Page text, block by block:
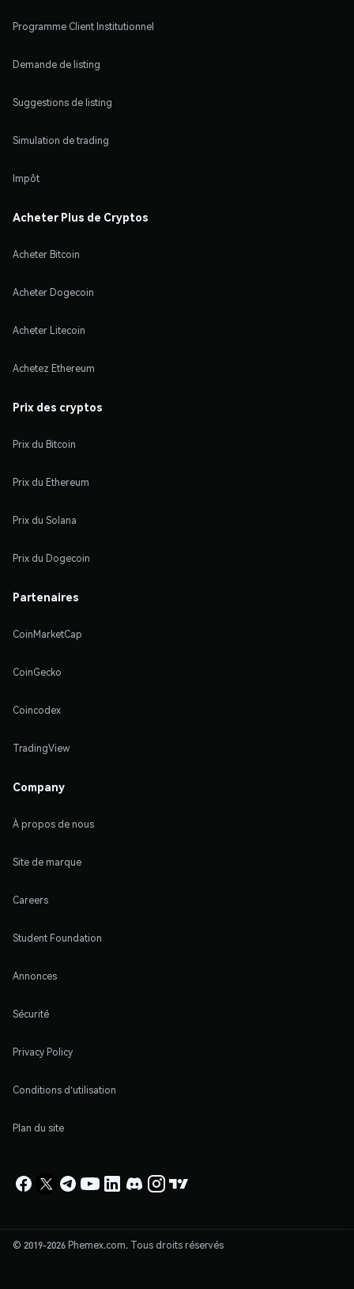
Programme Client Institutionnel
Demande de listing
Suggestions de listing
Simulation de trading
Impôt
Acheter Plus de Cryptos
Acheter Bitcoin
Acheter Dogecoin
Acheter Litecoin
Achetez Ethereum
Prix des cryptos
Prix du Bitcoin
Prix du Ethereum
Prix du Solana
Prix du Dogecoin
Partenaires
CoinMarketCap
CoinGecko
Coincodex
TradingView
Company
À propos de nous
Site de marque
Careers
Student Foundation
Annonces
Sécurité
Privacy Policy
Conditions d'utilisation
Plan du site
© 2019-2026 Phemex.com. Tous droits réservés